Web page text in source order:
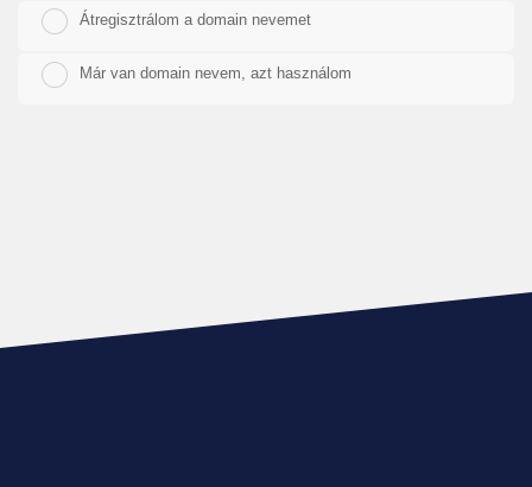
Átregisztrálom a domain nevemet
Már van domain nevem, azt használom